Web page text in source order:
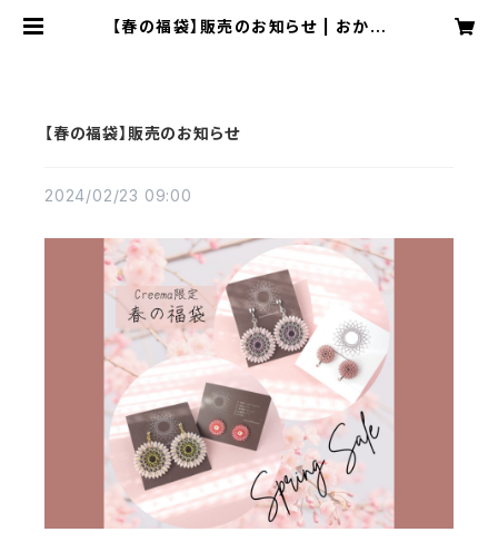
【春の福袋】販売のお知らせ | おかも
【春の福袋】販売のお知らせ
2024/02/23 09:00